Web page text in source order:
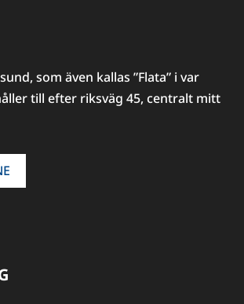
som även kallas ”Flata” i var
till efter riksväg 45, centralt mitt